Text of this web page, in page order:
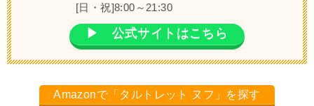
[日・祝]8:00～21:30
▶ 公式サイトはこちら
Amazonで「タルトレット ヌフ」を探す